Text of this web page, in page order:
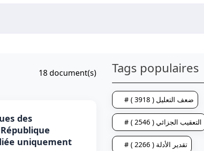
18document(s)
des
uniquement
Tags populaires
# ضعف التعليل ( 3918 )
# التعقيب الجزائي ( 2546 )
# تقدير الأدلة ( 2266 )